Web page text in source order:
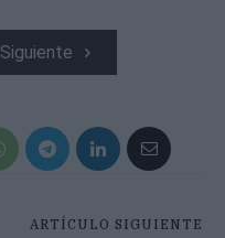
Siguiente
ARTÍCULO SIGUIENTE